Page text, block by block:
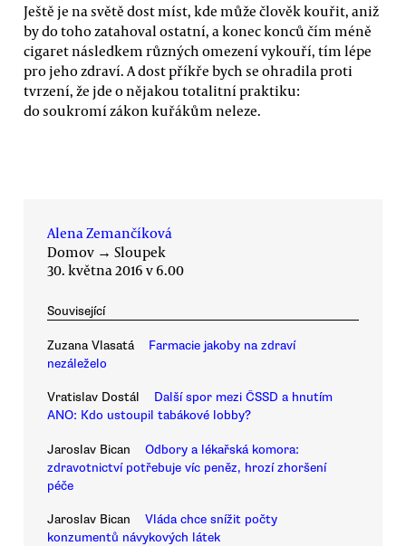
Ještě je na světě dost míst, kde může člověk kouřit, aniž
by do toho zatahoval ostatní, a konec konců čím méně
cigaret následkem různých omezení vykouří, tím lépe
pro jeho zdraví. A dost příkře bych se ohradila proti
tvrzení, že jde o nějakou totalitní praktiku:
do soukromí zákon kuřákům neleze.
Alena Zemančíková
Domov → Sloupek
30. května 2016 v 6.00
Související
Zuzana Vlasatá
Farmacie jakoby na zdraví
nezáleželo
Vratislav Dostál
Další spor mezi ČSSD a hnutím
ANO: Kdo ustoupil tabákové lobby?
Jaroslav Bican
Odbory a lékařská komora:
zdravotnictví potřebuje víc peněz, hrozí zhoršení
péče
Jaroslav Bican
Vláda chce snížit počty
konzumentů návykových látek